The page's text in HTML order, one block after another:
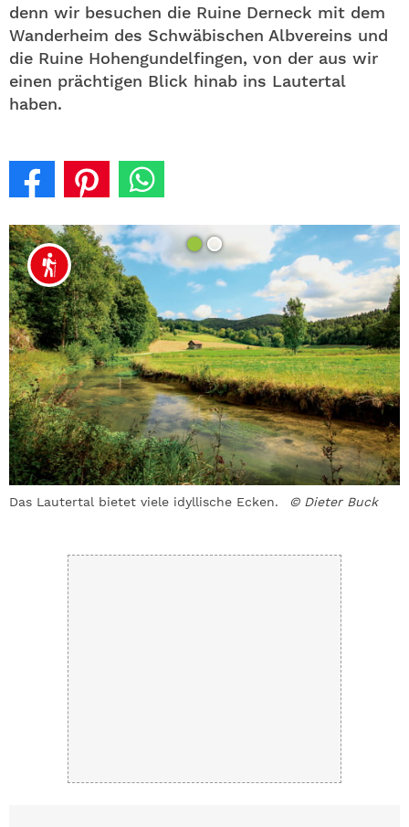
denn wir besuchen die Ruine Derneck mit dem
Wanderheim des Schwäbischen Albvereins und
die Ruine Hohengundelfingen, von der aus wir
einen prächtigen Blick hinab ins Lautertal
haben.
Das Lautertal bietet viele idyllische Ecken. © Dieter Buck